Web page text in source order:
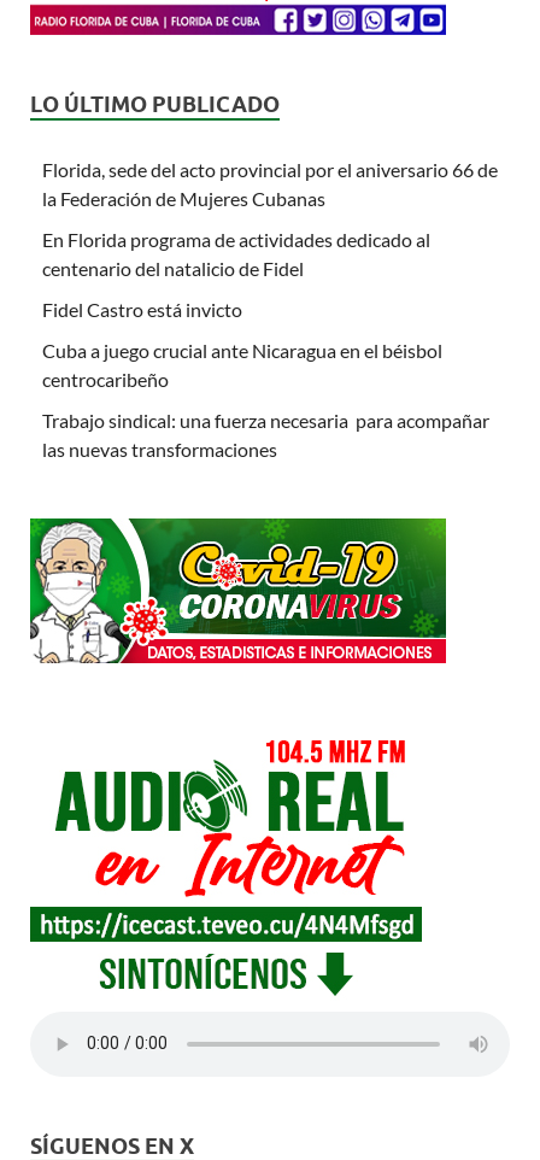
LO ÚLTIMO PUBLICADO
Florida, sede del acto provincial por el aniversario 66 de
la Federación de Mujeres Cubanas
En Florida programa de actividades dedicado al
centenario del natalicio de Fidel
Fidel Castro está invicto
Cuba a juego crucial ante Nicaragua en el béisbol
centrocaribeño
Trabajo sindical: una fuerza necesaria para acompañar
las nuevas transformaciones
SÍGUENOS EN X